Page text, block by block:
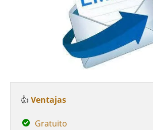
👍 Ventajas
Gratuito